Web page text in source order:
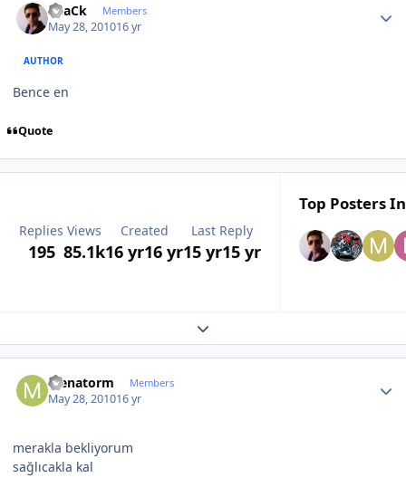
BLaCk Members
May 28, 201016 yr
AUTHOR
Bence en
Quote
Replies
195
Views
85.1k
Created
16 yr16 yr
Last Reply
15 yr15 yr
Top Posters
Expand topic overview
Menatorm Members
May 28, 201016 yr
merakla bekliyorum
sağlıcakla kal